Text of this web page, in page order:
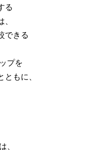
る
できる
プを
もに、
、